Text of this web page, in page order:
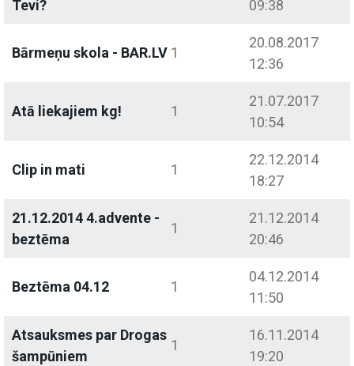
Tevi? 09:38
Bārmeņu skola - BAR.LV 1
20.08.2017
12:36
Atā liekajiem kg! 1
21.07.2017
10:54
Clip in mati 1
22.12.2014
18:27
21.12.2014 4.advente -
beztēma
1
21.12.2014
20:46
Beztēma 04.12 1
04.12.2014
11:50
Atsauksmes par Drogas
šampūniem
1
16.11.2014
19:20